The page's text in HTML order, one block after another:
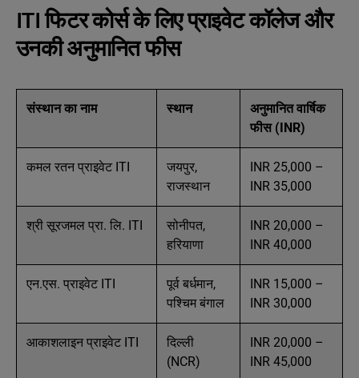
ITI फिटर कोर्स के लिए प्राइवेट कॉलेज और
उनकी अनुमानित फीस
संस्थान का नाम स्थान
अनुमानित वार्षिक
फीस (INR)
कमल रतन प्राइवेट ITI
जयपुर,
राजस्थान
INR 25,000 –
INR 35,000
श्री सूरजमल प्रा. लि. ITI
सोनीपत,
हरियाणा
INR 20,000 –
INR 40,000
एन.एस. प्राइवेट ITI
पूर्व बर्धमान,
पश्चिम बंगाल
INR 15,000 –
INR 30,000
आकाशलाइन प्राइवेट ITI
दिल्ली
(NCR)
INR 20,000 –
INR 45,000